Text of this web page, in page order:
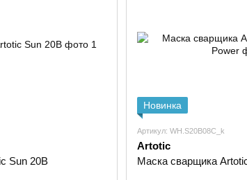
работы в гараже, мастерской,
монтажные и выездные сварочные
При выборе маски важно учитывать
размер смотрового окна и наличие
от яркой дуги и брызг. Для TIG
Кому подходит Artotic
Sun 20B
Новинка
Артикул: WH.S20B08C_k
Artotic
Маска сварщика